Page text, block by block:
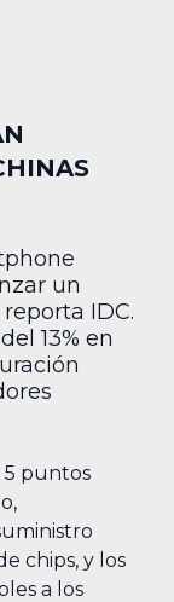
un
IDC.
13% en
5 puntos
chips, y los
a los